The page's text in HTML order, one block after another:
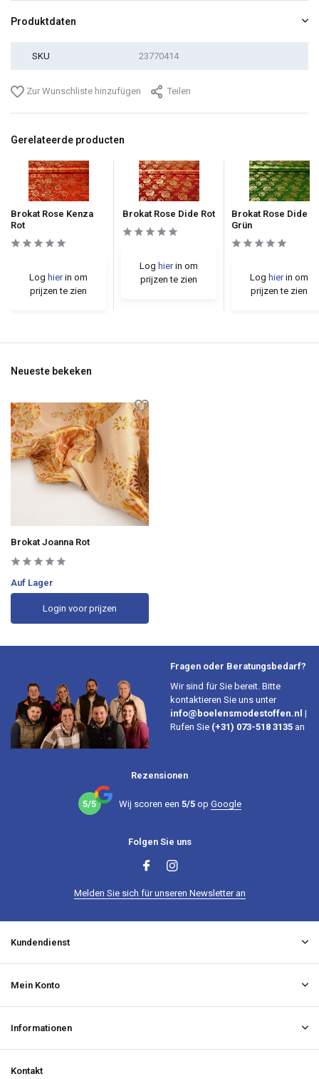
Produktdaten
SKU 23770414
Zur Wunschliste hinzufügen Teilen
Gerelateerde producten
Brokat Rose Kenza
Rot
Log hierin om
prijzen te zien
Brokat Rose Dide Rot
Log hierin om
prijzen te zien
Brokat Rose Dide
Grün
Log hierin om
prijzen te zien
Neueste bekeken
Brokat Joanna Rot
Auf Lager
Login voor prijzen
Fragen oder Beratungsbedarf?
Wir sind für Sie bereit. Bitte
kontaktieren Sie uns unter
info@boelensmodestoffen.nl |
Rufen Sie (+31) 073-518 3135 an
Rezensionen
5/5 Wij scoren een 5/5op Google
Folgen Sie uns
Melden Sie sich für unseren Newsletter an
Kundendienst
Mein Konto
Informationen
Kontakt